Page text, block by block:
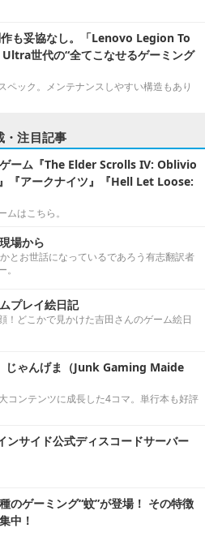
も妥協なし。「Lenovo Legion To
世代の“全てこなせるゲーミング
ペック。メンテナンスしやすい構造もあり
・注目記事
ーム『The Elder Scrolls IV: Oblivio
『アークナイツ』『Hell Let Loose:
ムはこちら。
場から
とお世話になっているであろう有志翻訳者
プレイ絵日記
！どこかで見かけた吉田さんのゲーム絵日
じゃんげま（Junk Gaming Maide
コンテンツに成長した4コマ。単行本も好評
サイド公式ディスコードサーバー
のゲーミング“蚊”が登場！ その特徴
中！